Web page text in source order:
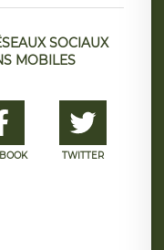
SOCIAUX
MOBILES
TWITTER